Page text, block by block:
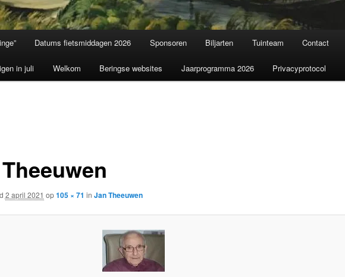
Datums fietsmiddagen 2026 Sponsoren Biljarten Tuinteam Contact
in juli Welkom Beringse websites Jaarprogramma 2026 Privacyprotocol
2 april 2021 op105 × 71 in Jan Theeuwen